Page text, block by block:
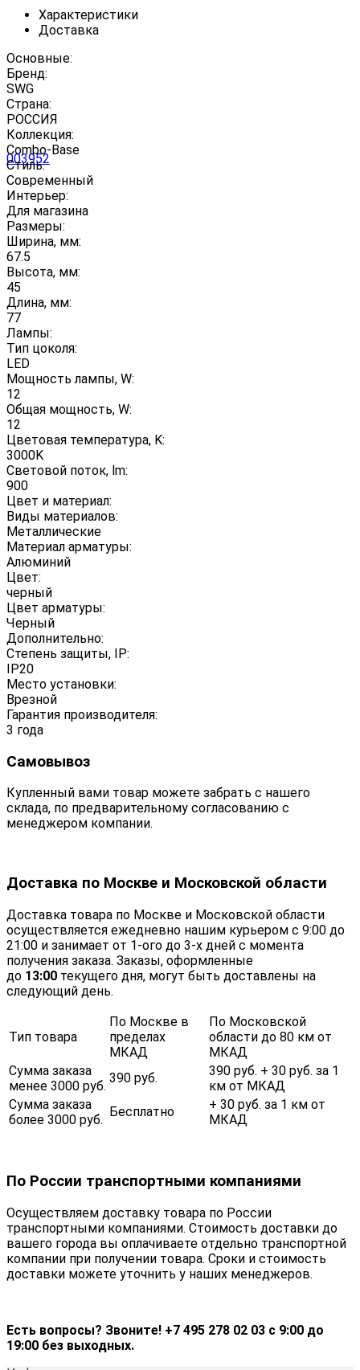
Характеристики
Доставка
Основные:
Бренд:
SWG
Страна:
РОССИЯ
Коллекция:
Combo-Base
Стиль:
Современный
Интерьер:
Для магазина
Размеры:
Ширина, мм:
67.5
Высота, мм:
45
Длина, мм:
77
Лампы:
Тип цоколя:
LED
Мощность лампы, W:
12
Общая мощность, W:
12
Цветовая температура, K:
3000K
Световой поток, lm:
900
Цвет и материал:
Виды материалов:
Металлические
Материал арматуры:
Алюминий
Цвет:
черный
Цвет арматуры:
Черный
Дополнительно:
Степень защиты, IP:
IP20
Место установки:
Врезной
Гарантия производителя:
3 года
Самовывоз
Купленный вами товар можете забрать с нашего
склада, по предварительному согласованию с
менеджером компании.
Доставка по Москве и Московской области
Доставка товара по Москве и Московской области
осуществляется ежедневно нашим курьером с 9:00 до
21:00 и занимает от 1-ого до 3-х дней с момента
получения заказа. Заказы, оформленные
до 13:00 текущего дня, могут быть доставлены на
следующий день.
Тип товара
По Москве в
пределах
МКАД
По Московской
области до 80 км от
МКАД
Сумма заказа
менее 3000 руб.
390 руб.
390 руб. + 30 руб. за 1
км от МКАД
Сумма заказа
более 3000 руб.
Бесплатно
+ 30 руб. за 1 км от
МКАД
По России транспортными компаниями
Осуществляем доставку товара по России
транспортными компаниями. Стоимость доставки до
вашего города вы оплачиваете отдельно транспортной
компании при получении товара. Сроки и стоимость
доставки можете уточнить у наших менеджеров.
Есть вопросы? Звоните! +7 495 278 02 03 с 9:00 до
19:00 без выходных.